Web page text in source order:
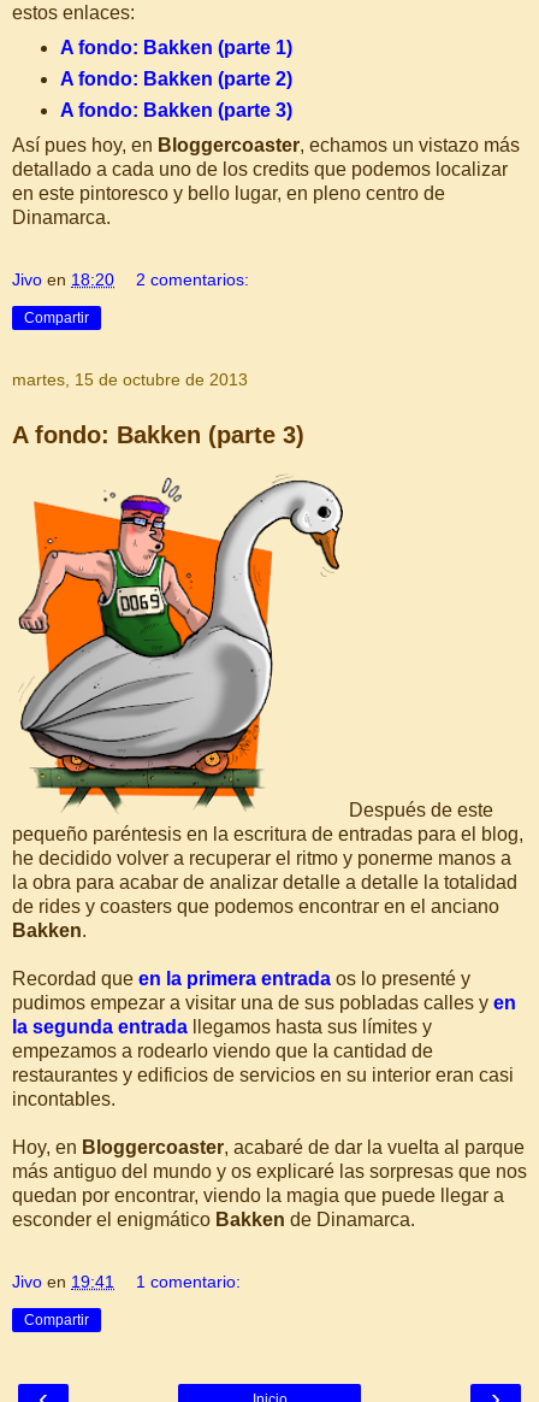
estos enlaces:
A fondo: Bakken (parte 1)
A fondo: Bakken (parte 2)
A fondo: Bakken (parte 3)
Así pues hoy, en Bloggercoaster, echamos un vistazo más
detallado a cada uno de los credits que podemos localizar
en este pintoresco y bello lugar, en pleno centro de
Dinamarca.
Jivo en 18:20 2 comentarios:
Compartir
martes, 15 de octubre de 2013
A fondo: Bakken (parte 3)
Después de este
pequeño paréntesis en la escritura de entradas para el blog,
he decidido volver a recuperar el ritmo y ponerme manos a
la obra para acabar de analizar detalle a detalle la totalidad
de rides y coasters que podemos encontrar en el anciano
Bakken.
Recordad que en la primera entrada os lo presenté y
pudimos empezar a visitar una de sus pobladas calles y en
la segunda entrada llegamos hasta sus límites y
empezamos a rodearlo viendo que la cantidad de
restaurantes y edificios de servicios en su interior eran casi
incontables.
Hoy, en Bloggercoaster, acabaré de dar la vuelta al parque
más antiguo del mundo y os explicaré las sorpresas que nos
quedan por encontrar, viendo la magia que puede llegar a
esconder el enigmático Bakken de Dinamarca.
Jivo en 19:41 1 comentario:
Compartir